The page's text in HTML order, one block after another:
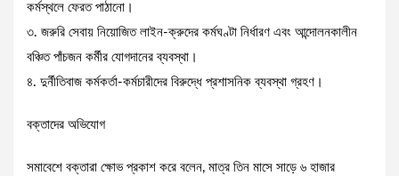
কর্মস্থলে ফেরত পাঠানো।
৩. জরুরি সেবায় নিয়োজিত লাইন-ক্রুদের কর্মঘণ্টা নির্ধারণ এবং আন্দোলনকালীন
বঞ্চিত পাঁচজন কর্মীর যোগদানের ব্যবস্থা।
৪. দুর্নীতিবাজ কর্মকর্তা-কর্মচারীদের বিরুদ্ধে প্রশাসনিক ব্যবস্থা গ্রহণ।
বক্তাদের অভিযোগ
সমাবেশে বক্তারা ক্ষোভ প্রকাশ করে বলেন, মাত্র তিন মাসে সাড়ে ৬ হাজার